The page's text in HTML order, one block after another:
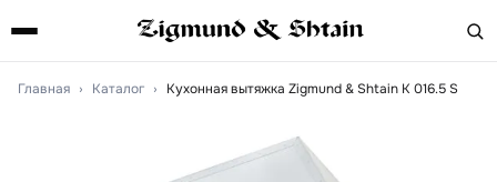
Главная › Каталог › Кухонная вытяжка Zigmund & Shtain K 016.5 S